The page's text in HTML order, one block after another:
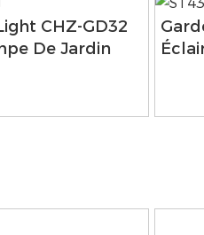
CHZ-GD32
De Jardin